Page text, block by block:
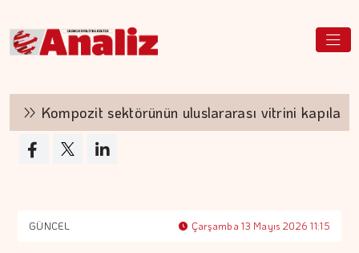
Kompozit sektörünün uluslararası vitrini kapılarını
GÜNCEL Çarşamba 13 Mayıs 2026 11:15